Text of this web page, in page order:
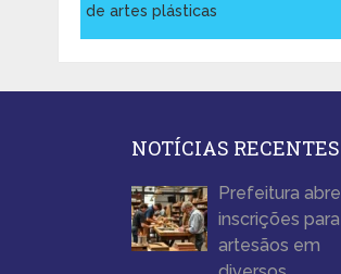
de artes plásticas
NOTÍCIAS RECENTES
Prefeitura abre
inscrições para
artesãos em